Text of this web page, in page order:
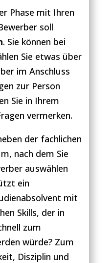
Phase mit Ihren
soll
. Sie können bei
Sie etwas über
im Anschluss
zur Person
Sie in Ihrem
vermerken.
der fachlichen
nach dem Sie
auswählen
ein
mit
Skills, der in
zum
würde? Zum
Disziplin und